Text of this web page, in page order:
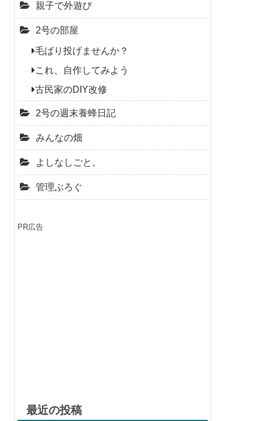
親子で外遊び
2号の部屋
毛ばり投げませんか？
これ、自作してみよう
古民家のDIY改修
2号の週末養蜂日記
みんなの畑
よしなしごと。
管理ぶろぐ
PR広告
最近の投稿